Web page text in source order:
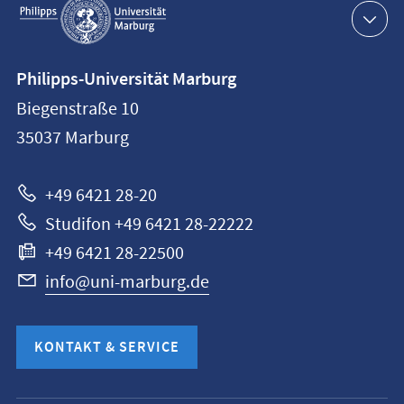
Navigation
Philipps-
Universität
Marburg
Philipps-Universität Marburg
Biegenstraße 10
35037 Marburg
+49 6421 28-20
Studifon +49 6421 28-22222
+49 6421 28-22500
info@uni-marburg.de
KONTAKT & SERVICE